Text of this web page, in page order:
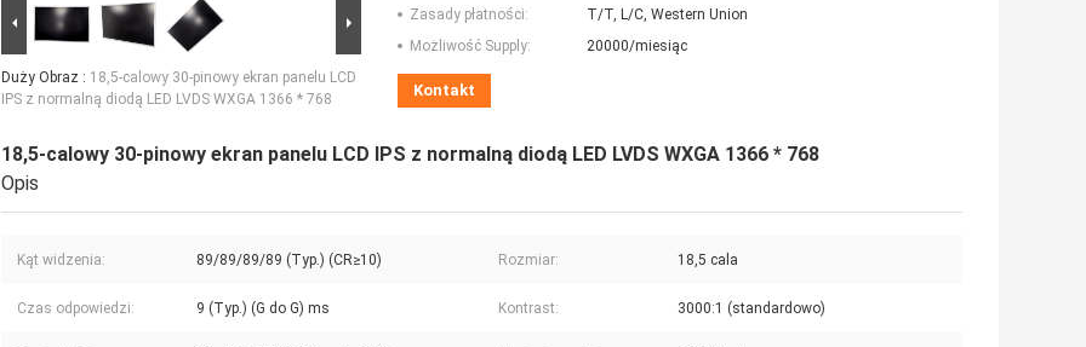
Duży Obraz : 18,5-calowy 30-pinowy ekran panelu LCD
IPS z normalną diodą LED LVDS WXGA 1366 * 768
Zasady płatności:
T/T, L/C, Western Union
Możliwość Supply:
20000/miesiąc
Kontakt
18,5-calowy 30-pinowy ekran panelu LCD IPS z normalną diodą LED LVDS WXGA 1366 * 768
Opis
Kąt widzenia: 89/89/89/89 (Typ.) (CR≥10) Rozmiar: 18,5 cala
Czas odpowiedzi: 9 (Typ.) (G do G) ms Kontrast: 3000:1 (standardowo)